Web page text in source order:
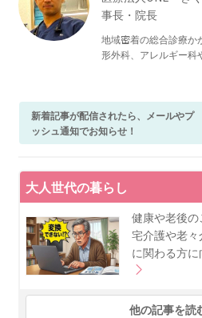
事長・院長
地域密着の総合診療か
形外科、アレルギー科
診療科目を扱ってい
ての書籍出版もして
中。
新着記事が配信されたら、メールやプ
ッシュ通知でお知らせ！
大人世代の暮らし
健康や老後
宅介護や老
に関わる方
他の記事を読